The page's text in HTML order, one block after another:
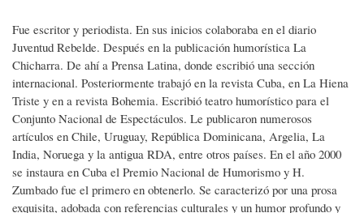
Fue escritor y periodista. En sus inicios colaboraba en el diario
Juventud Rebelde. Después en la publicación humorística La
Chicharra. De ahí a Prensa Latina, donde escribió una sección
internacional. Posteriormente trabajó en la revista Cuba, en La Hiena
Triste y en a revista Bohemia. Escribió teatro humorístico para el
Conjunto Nacional de Espectáculos. Le publicaron numerosos
artículos en Chile, Uruguay, República Dominicana, Argelia, La
India, Noruega y la antigua RDA, entre otros países. En el año 2000
se instaura en Cuba el Premio Nacional de Humorismo y H.
Zumbado fue el primero en obtenerlo. Se caracterizó por una prosa
exquisita, adobada con referencias culturales y un humor profundo y